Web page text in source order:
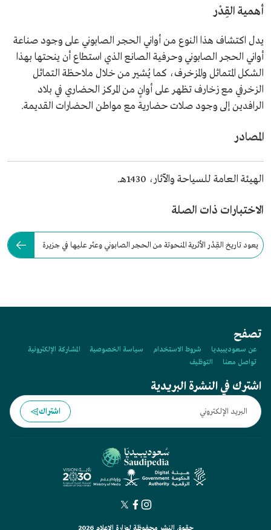
أهمية القِدْر
يدل اكتشاف هذا النوع من أواني الحجر الصابوني على وجود صناعة
أواني الحجر الصابوني وحرفية الصانع الذي استطاع أن ينحتها بهذا
الشكل المتماثل والمزخرف، كما يُشير من خلال ملاحظة التماثل
الزخرفي مع زخارف تظهر على أوانٍ من المركز الحضاري في بلاد
الرافدين إلى وجود صلات حضارية مع مواطن الحضارات القديمة.
المصادر
الهيئة العامة للسياحة والآثار، 1430هـ.
الاختبارات ذات الصلة
يعود تاريخ القِدْر الأثرية المنحوتة من الحجر الصابوني وعثر عليها في جزيرة
تصفح
عن سعوديبيديا شروط الاستخدام سياسة الخصوصية
المشاركة الإلكترونية
تواصل معنا
التوظيف
اشترك في النشرة البريدية
اشتراك
حقوق النشر محفوظة لوزارة الإعلام 2026